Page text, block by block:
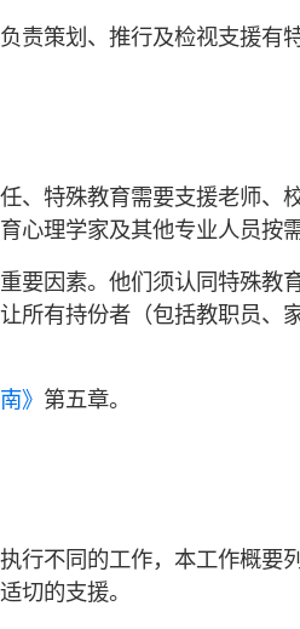
策划、推行及检视支援有
、特殊教育需要支援老师、
理学家及其他专业人员按
要因素。他们须认同特殊教
所有持份者（包括教职员、
》 第五章。
行不同的工作，本工作概要
切的支援。